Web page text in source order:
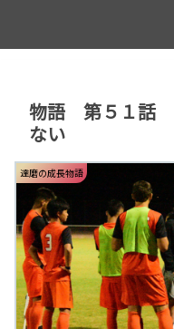
物語 第５１話
ない
達磨の成長物語